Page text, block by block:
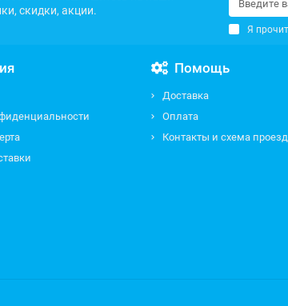
скидки, акции.
Я
Помощь
Доставка
Оплата
Контакты и схема